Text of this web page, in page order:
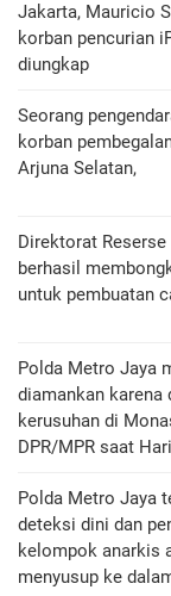
Jakarta, Mauricio
korban pencurian
diungkap
Seorang
korban
Arjuna Selatan,
Direktorat
berhasil
untuk pembuatan
Polda Metro Jaya
diamankan karena
kerusuhan di
DPR/MPR saat
Polda Metro Jaya
deteksi dini dan
kelompok anarkis
menyusup ke